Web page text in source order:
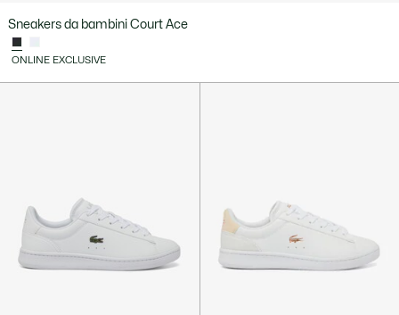
Sneakers da bambini Court Ace
ONLINE EXCLUSIVE